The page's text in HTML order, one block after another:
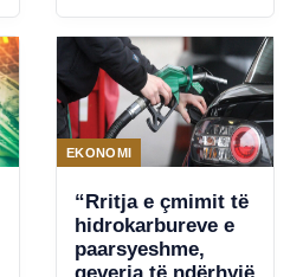
EKONOMI
“Rritja e çmimit të
hidrokarbureve e
paarsyeshme,